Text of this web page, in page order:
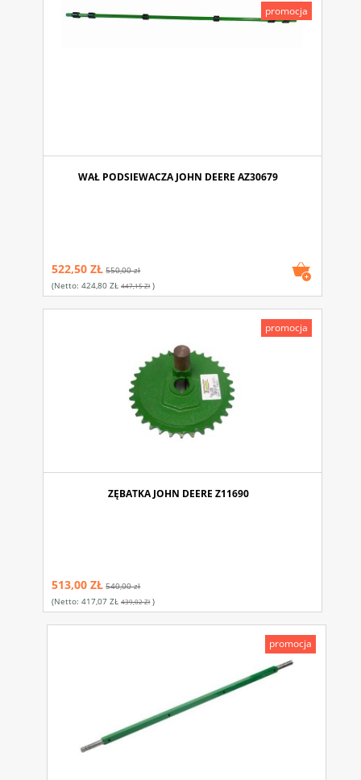
WAŁ PODSIEWACZA JOHN DEERE AZ30679
522,50 ZŁ 550,00 zł
(netto:424,80 ZŁ 447,15 Zł)
promocja
ZĘBATKA JOHN DEERE Z11690
513,00 ZŁ 540,00 zł
(netto:417,07 ZŁ 439,02 Zł)
promocja
promocja